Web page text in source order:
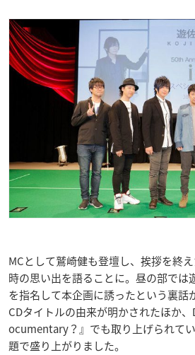
MCとして鷲崎健も登壇し、挨拶を終
時の思い出を語ることに。昼の部では
を指名して本企画に誘ったという裏話
CDタイトルの由来が明かされたほか
ocumentary？』でも取り上げられて
題で盛り上がりました。